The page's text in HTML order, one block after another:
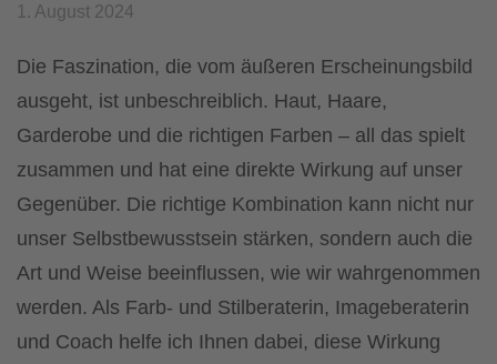
1. August 2024
Die Faszination, die vom äußeren Erscheinungsbild
ausgeht, ist unbeschreiblich. Haut, Haare,
Garderobe und die richtigen Farben – all das spielt
zusammen und hat eine direkte Wirkung auf unser
Gegenüber. Die richtige Kombination kann nicht nur
unser Selbstbewusstsein stärken, sondern auch die
Art und Weise beeinflussen, wie wir wahrgenommen
werden. Als Farb- und Stilberaterin, Imageberaterin
und Coach helfe ich Ihnen dabei, diese Wirkung